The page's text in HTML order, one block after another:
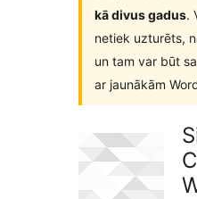
kā divus gadus.
netiek uzturēts,
un tam var būt
ar jaunākām